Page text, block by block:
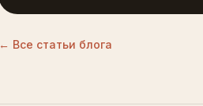
← Все статьи блога